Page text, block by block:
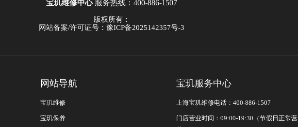
宝玑维修中心 服务热线： 400-886-1507
版权所有：
网站备案/许可证号：豫ICP备2025142357号-3
网站导航
宝玑维修
宝玑保养
宝玑服务中心
上海宝玑维修电话：400-886-1507
门店营业时间：09:00-19:30（节假日正常营